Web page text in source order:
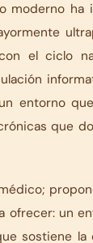
moderno ha
el ciclo
entorno
que
ofrecer: un
sostiene la